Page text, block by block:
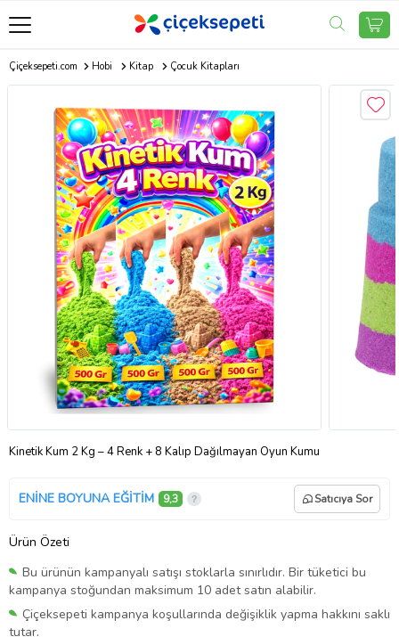
Çiçeksepeti.com Hobi Kitap Çocuk Kitapları
Kinetik Kum 2 Kg – 4 Renk + 8 Kalıp Dağılmayan Oyun Kumu
ENİNE BOYUNA EĞİTİM 9,3 Satıcıya Sor
Ürün Özeti
Bu ürünün kampanyalı satışı stoklarla sınırlıdır. Bir tüketici bu
kampanya stoğundan maksimum 10 adet satın alabilir.
Çiçeksepeti kampanya koşullarında değişiklik yapma hakkını saklı
tutar.